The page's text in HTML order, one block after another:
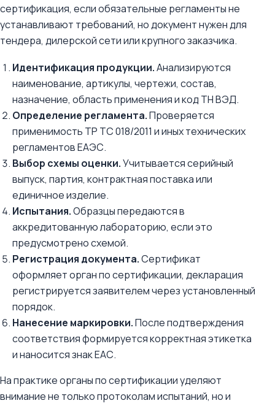
сертификация, если обязательные регламенты не
устанавливают требований, но документ нужен для
тендера, дилерской сети или крупного заказчика.
Идентификация продукции.Анализируются
наименование, артикулы, чертежи, состав,
назначение, область применения и код ТН ВЭД.
Определение регламента.Проверяется
применимость ТР ТС 018/2011 и иных технических
регламентов ЕАЭС.
Выбор схемы оценки.Учитывается серийный
выпуск, партия, контрактная поставка или
единичное изделие.
Испытания.Образцы передаются в
аккредитованную лабораторию, если это
предусмотрено схемой.
Регистрация документа.Сертификат
оформляет орган по сертификации, декларация
регистрируется заявителем через установленный
порядок.
Нанесение маркировки.После подтверждения
соответствия формируется корректная этикетка
и наносится знак ЕАС.
На практике органы по сертификации уделяют
внимание не только протоколам испытаний, но и